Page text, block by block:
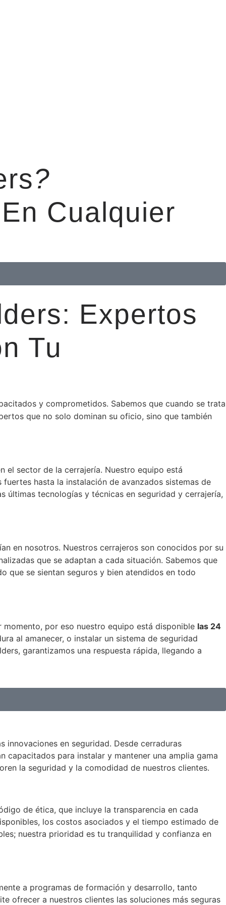
?
Cualquier
Expertos
Tu
y comprometidos. Sabemos que cuando se trata
que no solo dominan su oficio, sino que también
el sector de la cerrajería. Nuestro equipo está
hasta la instalación de avanzados sistemas de
últimas tecnologías y técnicas en seguridad y cerrajería,
en nosotros. Nuestros cerrajeros son conocidos por su
que se adaptan a cada situación. Sabemos que
que se sientan seguros y bien atendidos en todo
momento, por eso nuestro equipo está disponible las 24
al amanecer, o instalar un sistema de seguridad
garantizamos una respuesta rápida, llegando a
innovaciones en seguridad. Desde cerraduras
capacitados para instalar y mantener una amplia gama
la seguridad y la comodidad de nuestros clientes.
de ética, que incluye la transparencia en cada
los costos asociados y el tiempo estimado de
nuestra prioridad es tu tranquilidad y confianza en
a programas de formación y desarrollo, tanto
ofrecer a nuestros clientes las soluciones más seguras